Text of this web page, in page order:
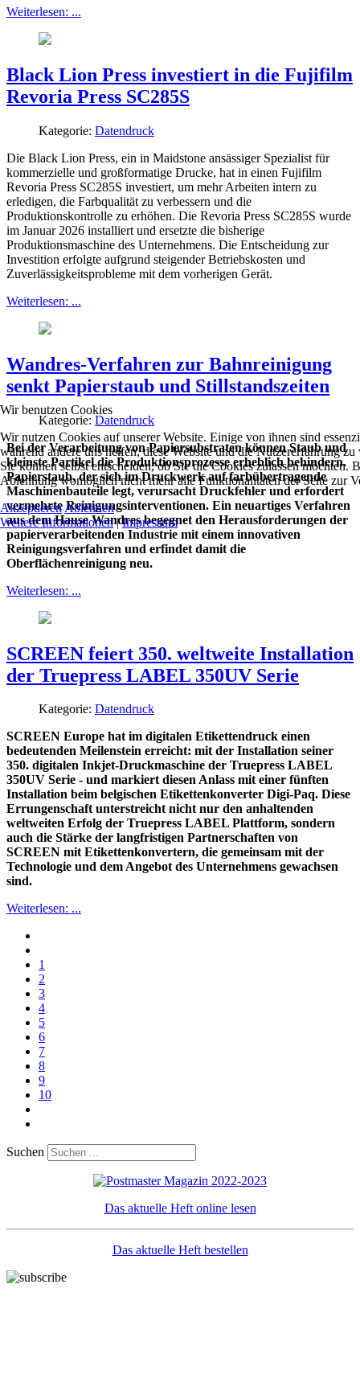
Weiterlesen: ...
Black Lion Press investiert in die Fujifilm
Revoria Press SC285S
Kategorie: Datendruck
Die Black Lion Press, ein in Maidstone ansässiger Spezialist für
kommerzielle und großformatige Drucke, hat in einen Fujifilm
Revoria Press SC285S investiert, um mehr Arbeiten intern zu
erledigen, die Farbqualität zu verbessern und die
Produktionskontrolle zu erhöhen. Die Revoria Press SC285S wurde
im Januar 2026 installiert und ersetzte die bisherige
Produktionsmaschine des Unternehmens. Die Entscheidung zur
Investition erfolgte aufgrund steigender Betriebskosten und
Zuverlässigkeitsprobleme mit dem vorherigen Gerät.
Weiterlesen: ...
Wandres-Verfahren zur Bahnreinigung
senkt Papierstaub und Stillstandszeiten
Kategorie: Datendruck
Bei der Verarbeitung von Papiersubstraten können Staub und
kleinste Partikel die Produktionsprozesse erheblich behindern.
Papierstaub, der sich im Druckwerk auf farbübertragende
Maschinenbauteile legt, verursacht Druckfehler und erfordert
vermehrte Reinigungsinterventionen. Ein neuartiges Verfahren
aus dem Hause Wandres begegnet den Herausforderungen der
papierverarbeitenden Industrie mit einem innovativen
Reinigungsverfahren und erfindet damit die
Oberflächenreinigung neu.
Weiterlesen: ...
SCREEN feiert 350. weltweite Installation
der Truepress LABEL 350UV Serie
Kategorie: Datendruck
SCREEN Europe hat im digitalen Etikettendruck einen
bedeutenden Meilenstein erreicht: mit der Installation seiner
350. digitalen Inkjet-Druckmaschine der Truepress LABEL
350UV Serie - und markiert diesen Anlass mit einer fünften
Installation beim belgischen Etikettenkonverter Digi-Paq. Diese
Errungenschaft unterstreicht nicht nur den anhaltenden
weltweiten Erfolg der Truepress LABEL Plattform, sondern
auch die Stärke der langfristigen Partnerschaften von
SCREEN mit Etikettenkonvertern, die gemeinsam mit der
Technologie und dem Angebot des Unternehmens gewachsen
sind.
Weiterlesen: ...
1
2
3
4
5
6
7
8
9
10
Suchen
Das aktuelle Heft online lesen
Das aktuelle Heft bestellen
Wir benutzen Cookies
Wir nutzen Cookies auf unserer Website. Einige von ihnen sind
während andere uns helfen, diese Website und die Nutzererfahrung
Sie können selbst entscheiden, ob Sie die Cookies zulassen möchten.
Ablehnung womöglich nicht mehr alle Funktionalitäten der Seite zur
Akzeptieren Ablehnen
Weitere Informationen|Impressum